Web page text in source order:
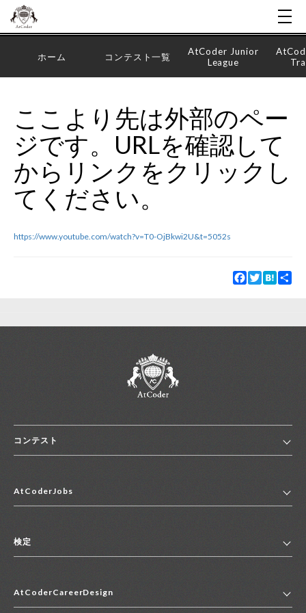
JP EN
ホーム コンテスト一覧
AtCoder Junior
League
ここより先は外部のペー
ジです。URLを確認して
からリンクをクリックし
てください。
https://www.youtube.com/watch?v=T0-OjBkwi2U&t=5052s
Facebook
TwitterHatena
コンテスト
コンテスト一覧
便利リンク集
AtCoderJobs
2027年新卒採用求人一覧
中途採用求人一覧
検定
マイページ
AtCoderCareerDesign